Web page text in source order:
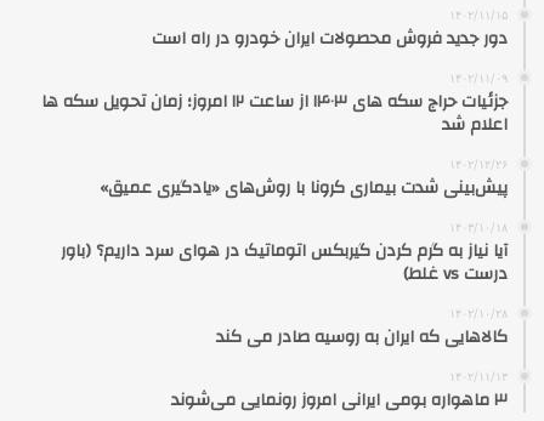
۱۴۰۲/۱۱/۱۵
دور جدید فروش محصولات ایران‌ خودرو در راه است
۱۴۰۲/۱۱/۰۹
جزئیات حراج سکه های ۱۴۰۳ از ساعت ۱۲ امروز؛ زمان تحویل سکه ها
اعلام شد
۱۴۰۲/۱۲/۲۶
پیش‌بینی شدت بیماری کرونا با روش‌های «یادگیری عمیق»
۱۴۰۳/۱۰/۱۸
آیا نیاز به گرم کردن گیربکس اتوماتیک در هوای سرد داریم؟ (باور
درست vs غلط)
۱۴۰۲/۱۰/۲۸
کالاهایی که ایران به روسیه صادر می کند
۱۴۰۲/۱۱/۱۳
۳ ماهواره بومی ایرانی امروز رونمایی می‌شوند